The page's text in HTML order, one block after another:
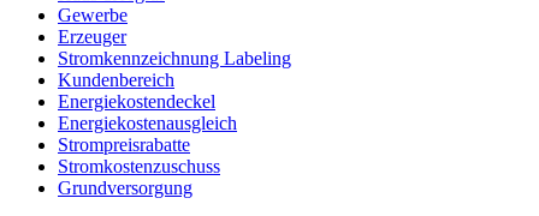
Gewerbe
Erzeuger
Stromkennzeichnung Labeling
Kundenbereich
Energiekostendeckel
Energiekostenausgleich
Strompreisrabatte
Stromkostenzuschuss
Grundversorgung